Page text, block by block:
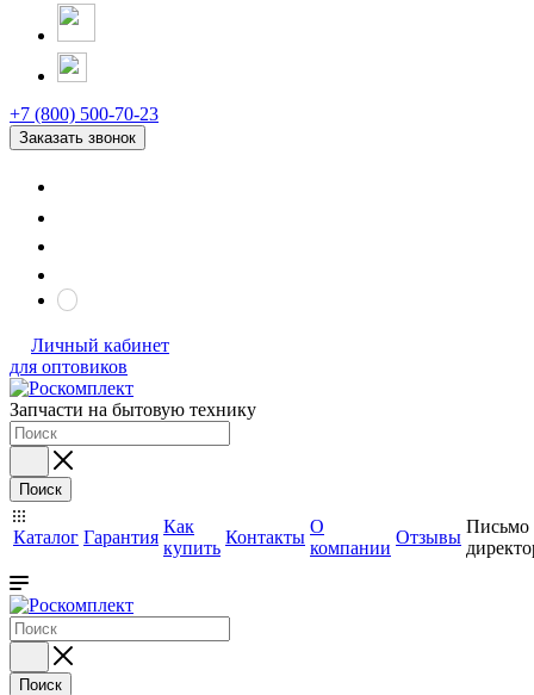
+7 (800) 500-70-23
Заказать звонок
Личный кабинет
для оптовиков
Запчасти на бытовую технику
Поиск
Каталог Гарантия
Как
купить
Контакты
О
компании
Отзывы
Письмо
Поиск